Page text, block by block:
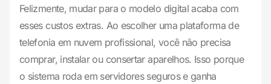
Felizmente, mudar para o modelo digital acaba com
esses custos extras. Ao escolher uma plataforma de
telefonia em nuvem profissional, você não precisa
comprar, instalar ou consertar aparelhos. Isso porque
o sistema roda em servidores seguros e ganha